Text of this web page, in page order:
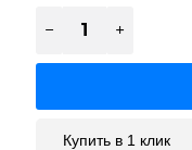
Купить в 1 клик